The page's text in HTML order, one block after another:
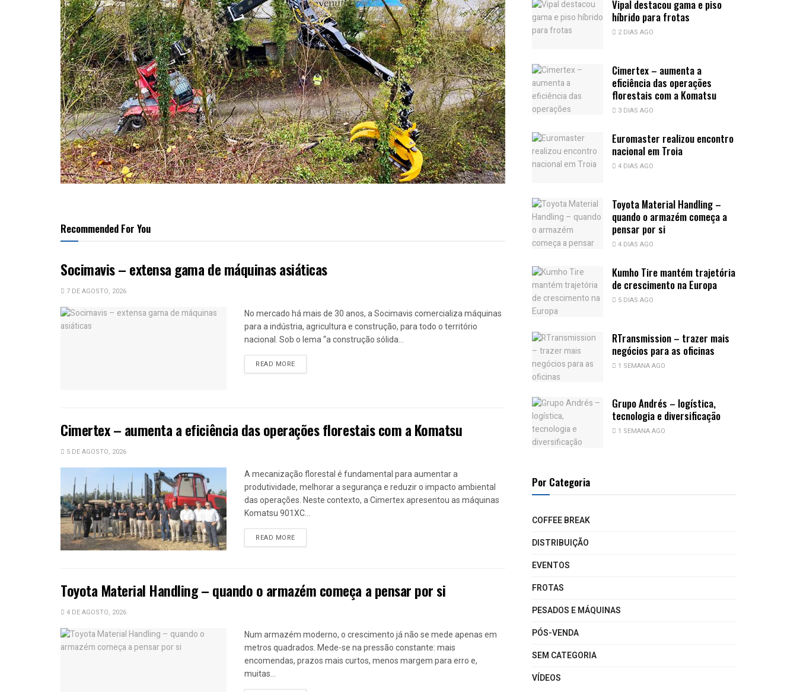
Recommended For You
Socimavis – extensa gama de máquinas asiáticas
7 DE AGOSTO, 2026
No mercado há mais de 30 anos, a Socimavis comercializa máquinas
para a indústria, agricultura e construção, para todo o território
nacional. Sob o lema “a construção sólida...
READ MOREDETAILS
Cimertex – aumenta a eficiência das operações florestais com a Komatsu
5 DE AGOSTO, 2026
A mecanização florestal é fundamental para aumentar a
produtividade, melhorar a segurança e reduzir o impacto ambiental
das operações. Neste contexto, a Cimertex apresentou as máquinas
Komatsu 901XC...
READ MOREDETAILS
Toyota Material Handling – quando o armazém começa a pensar por si
4 DE AGOSTO, 2026
Num armazém moderno, o crescimento já não se mede apenas em
metros quadrados. Mede-se na pressão constante: mais
encomendas, prazos mais curtos, menos margem para erro e,
muitas...
Vipal destacou gama e piso
híbrido para frotas
2 DIAS AGO
Cimertex – aumenta a
eficiência das operações
florestais com a Komatsu
3 DIAS AGO
Euromaster realizou encontro
nacional em Troia
4 DIAS AGO
Toyota Material Handling –
quando o armazém começa a
pensar por si
4 DIAS AGO
Kumho Tire mantém trajetória
de crescimento na Europa
5 DIAS AGO
RTransmission – trazer mais
negócios para as oficinas
1 SEMANA AGO
Grupo Andrés – logística,
tecnologia e diversificação
1 SEMANA AGO
Por Categoria
COFFEE BREAK
DISTRIBUIÇÃO
EVENTOS
FROTAS
PESADOS E MÁQUINAS
PÓS-VENDA
SEM CATEGORIA
VÍDEOS